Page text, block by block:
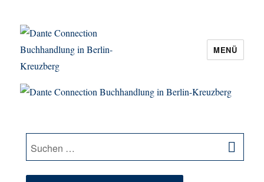
Dante Connection Buchhandlung in
MENÜ
Suche
nach: